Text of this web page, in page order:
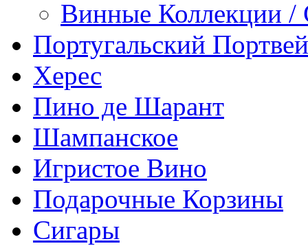
Винные Коллекции /
Португальский
Херес
Пино де Шарант
Шампанское
Игристое Вино
Подарочные Корзины
Сигары